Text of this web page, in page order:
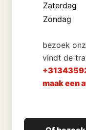
Zaterdag
Zondag
bezoek
vindt de
maak een